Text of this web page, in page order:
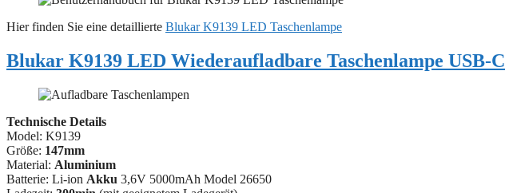
Hier finden Sie eine detaillierte Blukar K9139 LED Taschenlampe
Blukar K9139 LED Wiederaufladbare Taschenlampe USB-C
Technische Details
Model: K9139
Größe: 147mm
Material: ‎‎Aluminium
Batterie: Li-ion Akku 3,6V 5000mAh Model 26650